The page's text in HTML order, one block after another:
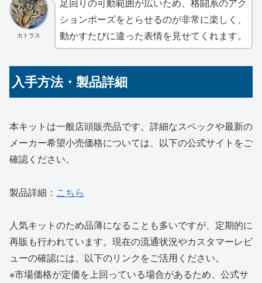
カトラス
足回りの可動範囲が広いため、格闘系のアク
ションポーズをとらせるのが非常に楽しく、
動かすたびに違った表情を見せてくれます。
入手方法・製品詳細
本キットは一般店頭販売品です。詳細なスペックや最新の
メーカー希望小売価格については、以下の公式サイトをご
確認ください。
製品詳細： こちら
人気キットのため品薄になることも多いですが、定期的に
再販も行われています。現在の流通状況やカスタマーレビ
ューの確認には、以下のリンクをご活用ください。
※市場価格が定価を上回っている場合があるため、公式サ